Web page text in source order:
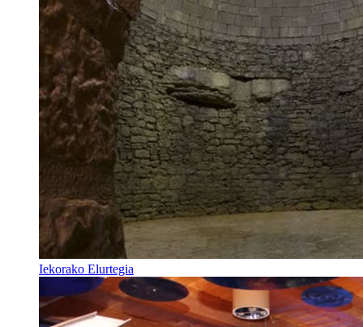
Iekorako Elurtegia